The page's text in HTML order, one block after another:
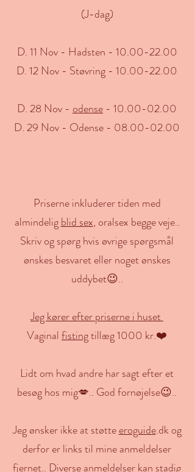
(J-dag)
D. 11 Nov - Hadsten - 10.00-22.00
D. 12 Nov - Støvring - 10.00-22.00
D. 28 Nov - odense - 10.00-02.00
D. 29 Nov - Odense - 08.00-02.00
Priserne inkluderer tiden med
almindeligblid sex, oralsex begge veje..
Skriv og spørg hvis øvrige spørgsmål
ønskes besvaret eller noget ønskes
uddybet😉..
Jeg kører efter priserne i huset
Vaginalfistingtillæg 1000 kr.❤️
Lidt om hvad andre har sagt efter et
besøg hos mig💋.. God fornøjelse😉..
Jeg ønsker ikke at støtteeroguide.dk og
derfor er links til mine anmeldelser
fjernet.. Diverse anmeldelser kan stadig